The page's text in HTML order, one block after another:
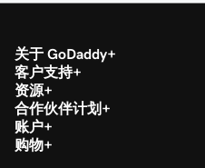
关于 GoDaddy
客户支持
资源
合作伙伴计划
账户
购物